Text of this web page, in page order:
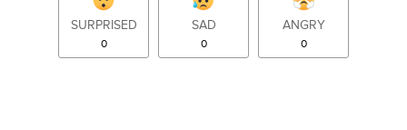
SURPRISED
0
SAD
0
ANGRY
0